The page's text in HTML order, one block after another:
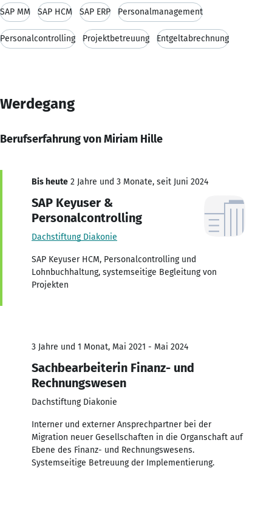
SAP MM SAP HCM SAP ERP Personalmanagement
Personalcontrolling Projektbetreuung Entgeltabrechnung
Werdegang
Berufserfahrung von Miriam Hille
Bis heute 2 Jahre und 3 Monate, seit Juni 2024
SAP Keyuser &
Personalcontrolling
Dachstiftung Diakonie
SAP Keyuser HCM, Personalcontrolling und
Lohnbuchhaltung, systemseitige Begleitung von
Projekten
3 Jahre und 1 Monat, Mai 2021 - Mai 2024
Sachbearbeiterin Finanz- und
Rechnungswesen
Dachstiftung Diakonie
Interner und externer Ansprechpartner bei der
Migration neuer Gesellschaften in die Organschaft auf
Ebene des Finanz- und Rechnungswesens.
Systemseitige Betreuung der Implementierung.